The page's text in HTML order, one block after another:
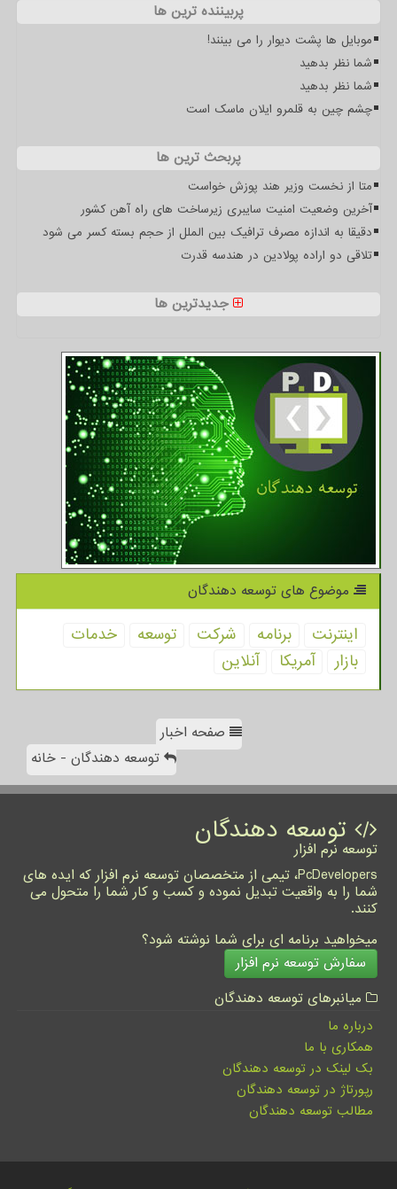
پربیننده ترین ها
موبایل ها پشت دیوار را می بینند!
شما نظر بدهید
شما نظر بدهید
چشم چین به قلمرو ایلان ماسک است
پربحث ترین ها
متا از نخست وزیر هند پوزش خواست
آخرین وضعیت امنیت سایبری زیرساخت های راه آهن کشور
دقیقا به اندازه مصرف ترافیک بین الملل از حجم بسته کسر می شود
تلاقی دو اراده پولادین در هندسه قدرت
جدیدترین ها
موضوع های توسعه دهندگان
اینترنت برنامه شركت توسعه
خدمات
بازار
آمریكا آنلاین
صفحه اخبار
توسعه دهندگان - خانه
توسعه دهندگان
توسعه نرم افزار
PcDevelopers، تیمی از متخصصان توسعه نرم افزار که ایده های
شما را به واقعیت تبدیل نموده و کسب و کار شما را متحول می
کنند.
میخواهید برنامه ای برای شما نوشته شود؟
سفارش توسعه نرم افزار
میانبرهای توسعه دهندگان
درباره ما
همکاری با ما
بک لینک در توسعه دهندگان
رپورتاژ در توسعه دهندگان
مطالب توسعه دهندگان